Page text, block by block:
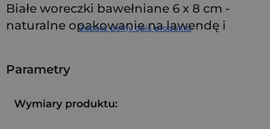
Białe woreczki bawełniane 6 x 8 cm -
naturalne opakowanie na lawendę i
to praktyczne rozwiązanie do pakowania drobnych
o szczegóły oraz ekologiczny charakter marki.
Zobacz pełny opis produktu
Parametry